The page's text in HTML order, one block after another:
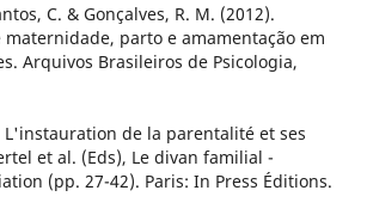
C. & Gonçalves, R. M. (2012).
maternidade, parto e amamentação em
Arquivos Brasileiros de Psicologia,
L'instauration de la parentalité et ses
et al. (Eds), Le divan familial -
(pp. 27-42). Paris: In Press Éditions.